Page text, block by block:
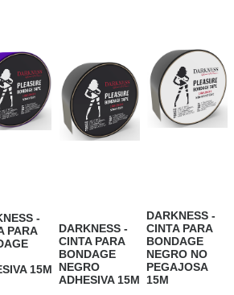
-
PARA
15M
DARKNESS -
CINTA PARA
BONDAGE
NEGRO
ADHESIVA 15M
DARKNESS -
CINTA PARA
BONDAGE
NEGRO NO
PEGAJOSA
15M